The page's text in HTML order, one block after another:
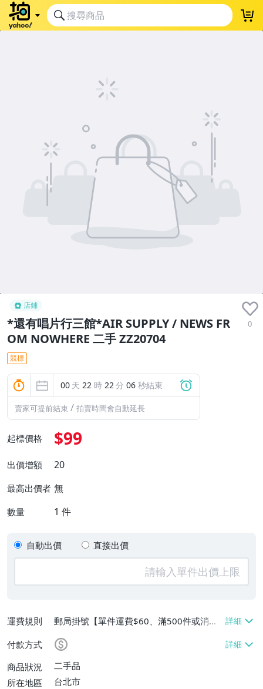
店鋪
*還有唱片行三館*AIR SUPPLY / NEWS FR
OM NOWHERE 二手 ZZ20704
0
競標
00 天 22 時 22分 06 秒結束
賣家可提前結束 / 拍賣時間會自動延長
起標價格 $99
出價增額 20
最高出價者 無
數量 1 件
自動出價 直接出價
運費規則
郵局掛號【單件運費$60、滿500件或消費
滿$20000免運費】
付款方式
商品狀況
二手品
所在地區
台北市